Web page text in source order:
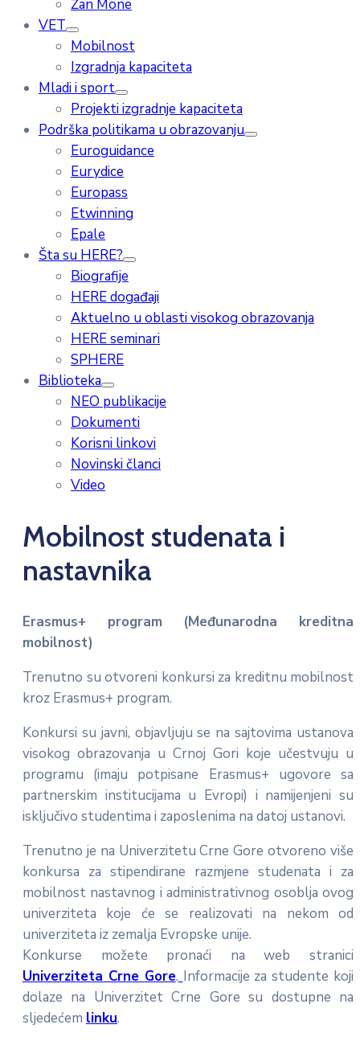
Žan Mone
VET
Mobilnost
Izgradnja kapaciteta
Mladi i sport
Projekti izgradnje kapaciteta
Podrška politikama u obrazovanju
Euroguidance
Eurydice
Europass
Etwinning
Epale
Šta su HERE?
Biografije
HERE događaji
Aktuelno u oblasti visokog obrazovanja
HERE seminari
SPHERE
Biblioteka
NEO publikacije
Dokumenti
Korisni linkovi
Novinski članci
Video
Mobilnost studenata i
nastavnika
Erasmus+ program (Međunarodna kreditna
mobilnost)
Trenutno su otvoreni konkursi za kreditnu mobilnost
kroz Erasmus+ program.
Konkursi su javni, objavljuju se na sajtovima ustanova
visokog obrazovanja u Crnoj Gori koje učestvuju u
programu (imaju potpisane Erasmus+ ugovore sa
partnerskim institucijama u Evropi) i namijenjeni su
isključivo studentima i zaposlenima na datoj ustanovi.
Trenutno je na Univerzitetu Crne Gore otvoreno više
konkursa za stipendirane razmjene studenata i za
mobilnost nastavnog i administrativnog osoblja ovog
univerziteta koje će se realizovati na nekom od
univerziteta iz zemalja Evropske unije.
Konkurse možete pronaći na web stranici
Univerziteta Crne Gore. Informacije za studente koji
dolaze na Univerzitet Crne Gore su dostupne na
sljedećem linku.